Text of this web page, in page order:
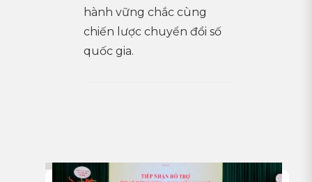
hành vững chắc cùng
chiến lược chuyển đổi số
quốc gia.